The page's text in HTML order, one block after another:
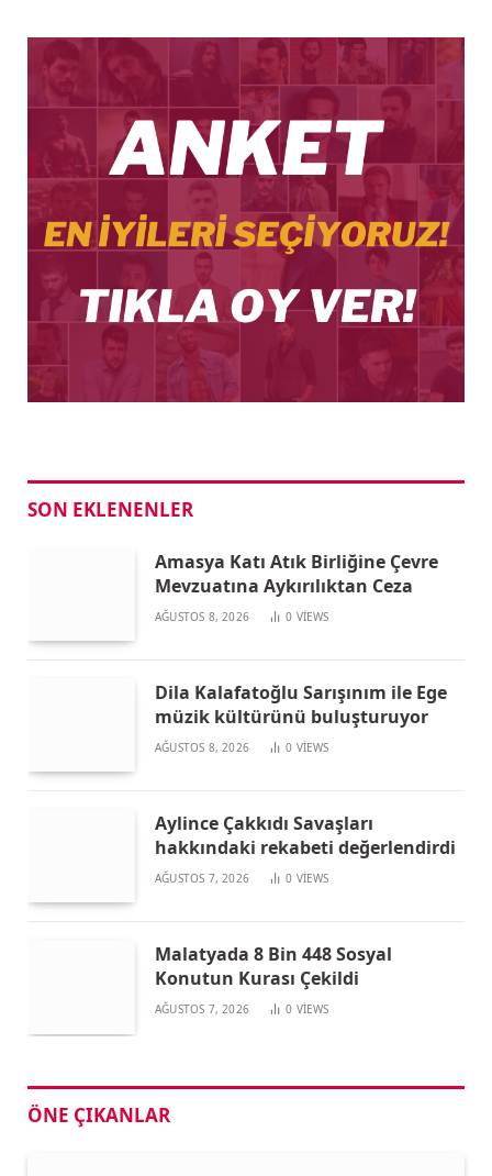
SON EKLENENLER
Amasya Katı Atık Birliğine Çevre
Mevzuatına Aykırılıktan Ceza
AĞUSTOS 8, 2026 0 VIEWS
Dila Kalafatoğlu Sarışınım ile Ege
müzik kültürünü buluşturuyor
AĞUSTOS 8, 2026 0 VIEWS
Aylince Çakkıdı Savaşları
hakkındaki rekabeti değerlendirdi
AĞUSTOS 7, 2026 0 VIEWS
Malatyada 8 Bin 448 Sosyal
Konutun Kurası Çekildi
AĞUSTOS 7, 2026 0 VIEWS
ÖNE ÇIKANLAR